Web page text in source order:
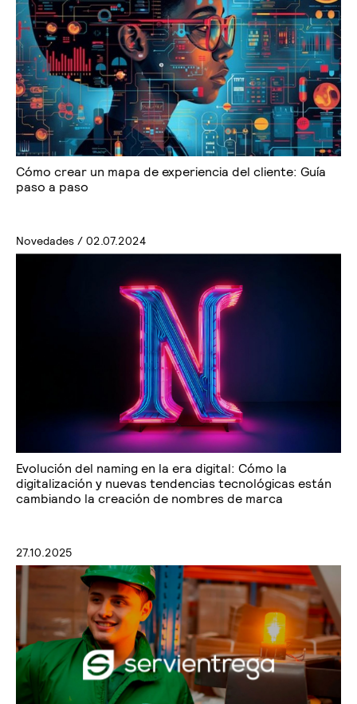
Cómo crear un mapa de experiencia del cliente: Guía
paso a paso
Novedades / 02.07.2024
Evolución del naming en la era digital: Cómo la
digitalización y nuevas tendencias tecnológicas están
cambiando la creación de nombres de marca
27.10.2025